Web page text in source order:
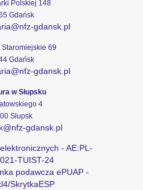
Polskiej 148
Gdańsk
gdansk.pl
69
Gdańsk
gdansk.pl
w Słupsku
4
Słupsk
gdansk.pl
- AE:PL-
TUIST-24
podawcza ePUAP -
SkrytkaESP